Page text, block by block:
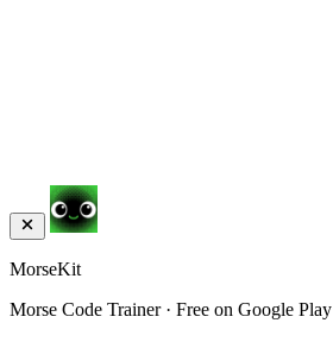
MorseKit
Morse Code Trainer · Free on Google Play